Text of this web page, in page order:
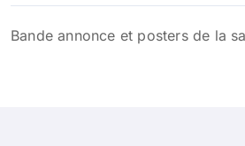
Bande annonce et posters de la